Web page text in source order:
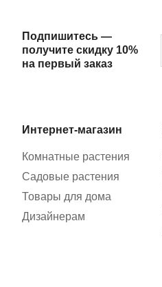
Подпишитесь —
получите скидку 10%
на первый заказ
Интернет-магазин
Комнатные растения
Садовые растения
Товары для дома
Дизайнерам